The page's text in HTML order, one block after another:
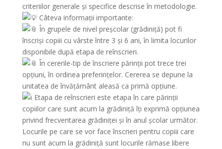
criteriilor generale și specifice descrise în metodologie.
Câteva informații importante:
În grupele de nivel preșcolar (grădiniță) pot fi
înscriși copiii cu vârste între 3 și 6 ani, în limita locurilor
disponibile după etapa de reînscrieri.
În cererile-tip de înscriere părinții pot trece trei
opțiuni, în ordinea preferințelor. Cererea se depune la
unitatea de învățământ aleasă ca primă opțiune.
Etapa de reînscrieri este etapa în care părinții
copiilor care sunt acum la grădiniță îți exprimă opțiunea
privind frecventarea grădiniței și în anul școlar următor.
Locurile pe care se vor face înscrieri pentru copiii care
nu sunt acum la grădiniță sunt locurile rămase libere